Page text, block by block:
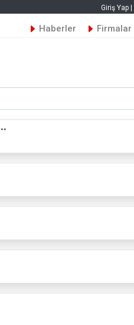
Giriş Yap |
Haberler Firmalar